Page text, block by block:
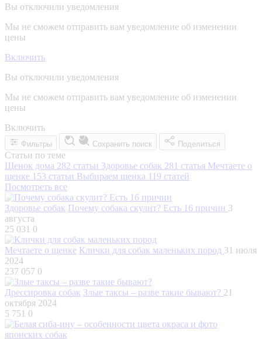
Вы отключили уведомления
Мы не сможем отправить вам уведомление об изменении
цены
Включить
Вы отключили уведомления
Мы не сможем отправить вам уведомление об изменении
цены
Включить
Фильтры Сохранить поиск Поделиться
Статьи по теме
Щенок дома 282 статьи Здоровье собак 281 статья Мечтаете о
щенке 153 статьи Выбираем щенка 119 статей
Посмотреть все
Здоровье собак Почему собака скулит? Есть 16 причин 3
августа
25 031 0
Мечтаете о щенке Клички для собак маленьких пород 31 июля
2024
237 057 0
Дрессировка собак Злые таксы – разве такие бывают? 21
октября 2024
5 751 0